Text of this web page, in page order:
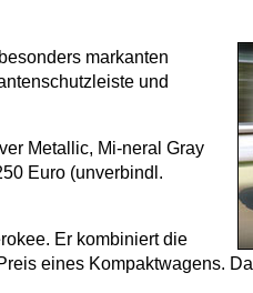
markanten
und
Metallic, Mi-neral Gray
Euro (unverbindl.
Er kombiniert die
eines Kompaktwagens.